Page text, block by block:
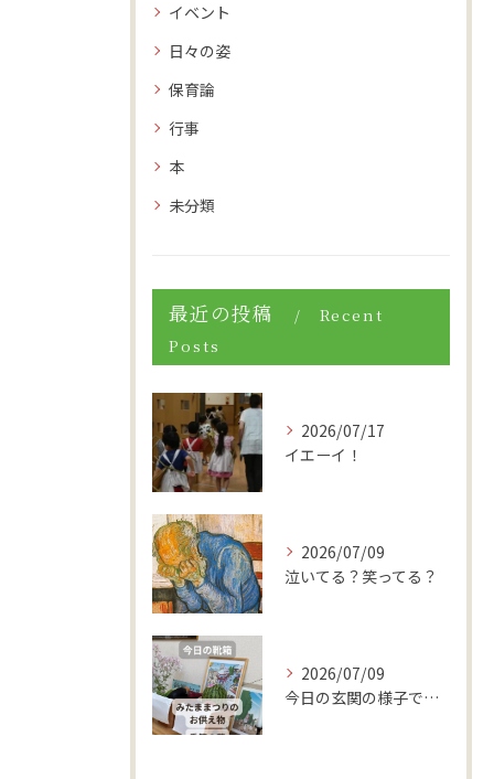
イベント
日々の姿
保育論
行事
本
未分類
最近の投稿
Recent
Posts
2026/07/17
イエーイ！
2026/07/09
泣いてる？笑ってる？
2026/07/09
今日の玄関の様子です。